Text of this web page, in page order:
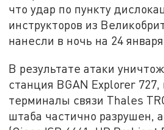
что удар по пункту
инструкторов из
нанесли в ночь на 24
В результате атаки
станция BGAN Explorer
терминалы связи Thales
штаба частично разрушен,